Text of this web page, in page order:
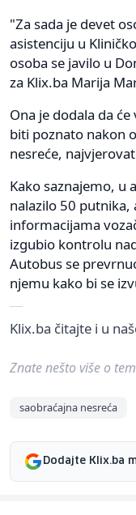
"Za sada je devet
asistenciju u
osoba se javilo u
za Klix.ba Marija
Ona je dodala da
biti poznato nakon
nesreće,
Kako saznajemo, u
nalazilo 50 putnika,
informacijama
izgubio kontrolu
Autobus se
njemu kako bi se
Klix.ba čitajte i u
Znate nešto više o
saobraćajna nesreća
Dodajte Klix.ba